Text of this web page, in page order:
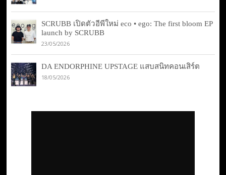
SCRUBB เปิดตัวอีพีใหม่ eco • ego: The first bloom EP
launch by SCRUBB
23/05/2026
DA ENDORPHINE UPSTAGE แสบสนิทคอนเสิร์ต
18/05/2026